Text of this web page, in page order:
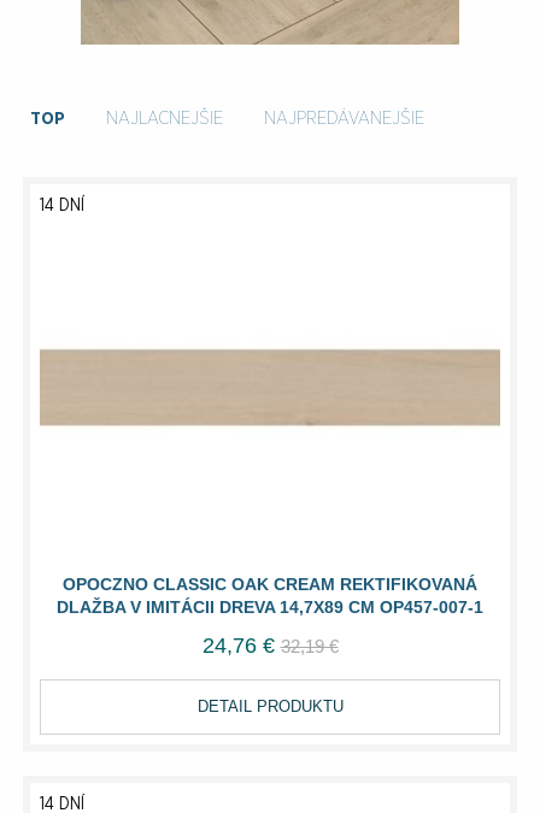
TOP NAJLACNEJŠIE NAJPREDÁVANEJŠIE
OPOCZNO CLASSIC OAK CREAM REKTIFIKOVANÁ
DLAŽBA V IMITÁCII DREVA 14,7X89 CM OP457-007-1
14 DNÍ
24,76 € 32,19 €
DETAIL PRODUKTU
14 DNÍ